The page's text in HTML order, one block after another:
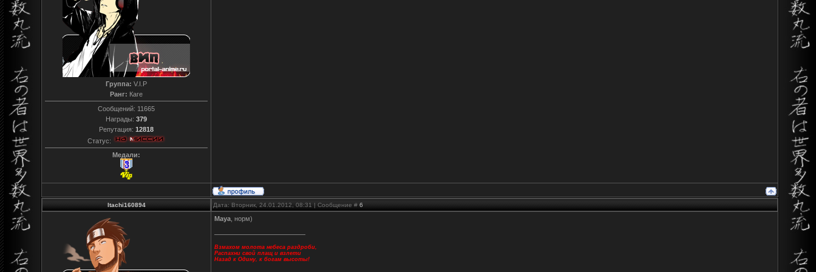
Группа: V.I.P
Ранг: Каге
Сообщений: 11665
Награды: 379
Репутация: 12818
Статус:
Медали:
Itachi160894 Дата: Вторник, 24.01.2012, 08:31 | Сообщение # 6
Maya , норм)
Взмахом молота небеса раздроби,
Распахни свой плащ и взлети
Назад к Одину, к богам высоты!